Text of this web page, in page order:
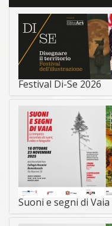
Festival Di-Se 2026
Suoni e segni di